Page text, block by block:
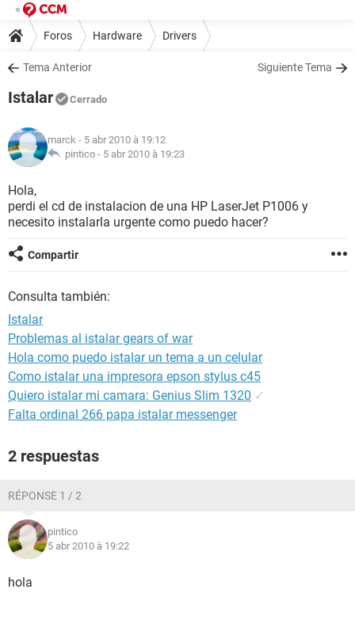
Foros Hardware Drivers
Tema Anterior Siguiente Tema
Istalar Cerrado
marck - 5 abr 2010 à 19:12
pintico - 5 abr 2010 à 19:23
Hola,
perdi el cd de instalacion de una HP LaserJet P1006 y
necesito instalarla urgente como puedo hacer?
Compartir
Consulta también:
Istalar
Problemas al istalar gears of war
Hola como puedo istalar un tema a un celular
Como istalar una impresora epson stylus c45
Quiero istalar mi camara: Genius Slim 1320 ✓
Falta ordinal 266 papa istalar messenger
2 respuestas
RÉPONSE 1 / 2
pintico
5 abr 2010 à 19:22
hola